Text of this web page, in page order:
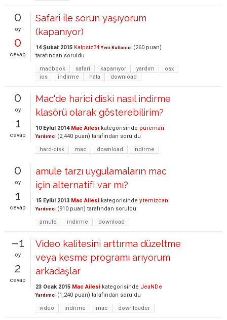
0
oy
0
cevap
Safari ile sorun yaşıyorum
(kapanıyor)
14 Şubat 2015 Kalpsiz34 Yeni Kullanıcı (260 puan)
tarafından soruldu
macbook
safari kapanıyor yardım
osx
ios
indirme hata download
0
oy
1
cevap
Mac'de harici diski nasıl indirme
klasörü olarak gösterebilirim?
10 Eylül 2014 Mac Ailesi kategorisinde pureman
Yardımcı (2,440 puan) tarafından soruldu
hard-disk
mac download indirme
0
oy
1
cevap
amule tarzı uygulamaların mac
için alternatifi var mı?
15 Eylül 2013 Mac Ailesi kategorisinde y.temizcan
Yardımcı (910 puan) tarafından soruldu
amule
indirme download
–1
oy
2
cevap
Video kalitesini arttırma düzeltme
veya kesme programı arıyorum
arkadaşlar
23 Ocak 2015 Mac Ailesi kategorisinde JeaNDe
Yardımcı (1,240 puan) tarafından soruldu
video
indirme mac downloader